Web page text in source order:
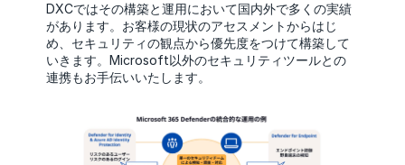
DXCではその構築と運用において国内外で多くの実績
があります。お客様の現状のアセスメントからはじ
め、セキュリティの観点から優先度をつけて構築して
いきます。Microsoft以外のセキュリティツールとの
連携もお手伝いいたします。